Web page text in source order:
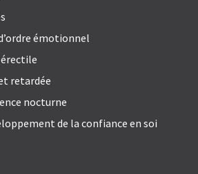
émotionnel
retardée
nocturne
de la confiance en soi